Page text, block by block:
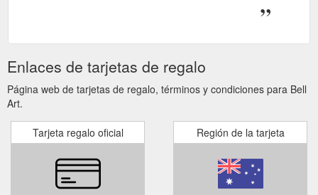
Enlaces de tarjetas de regalo
Página web de tarjetas de regalo, términos y condiciones para Bell
Art.
Tarjeta regalo oficial Región de la tarjeta